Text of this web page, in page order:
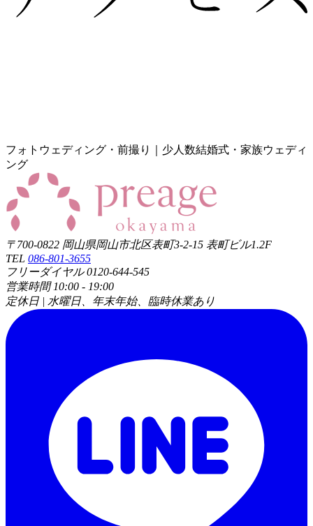
フォトウェディング・前撮り｜少人数結婚式・家族ウェディ
ング
〒700-0822 岡山県岡山市北区表町3-2-15 表町ビル1.2F
TEL 086-801-3655
フリーダイヤル 0120-644-545
営業時間 10:00 - 19:00
定休日 | 水曜日、年末年始、臨時休業あり